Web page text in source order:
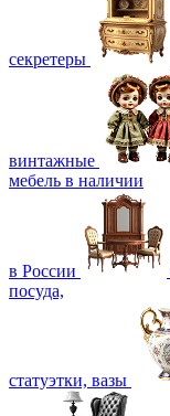
секретеры
винтажные
мебель в наличии
в России
посуда,
статуэтки, вазы